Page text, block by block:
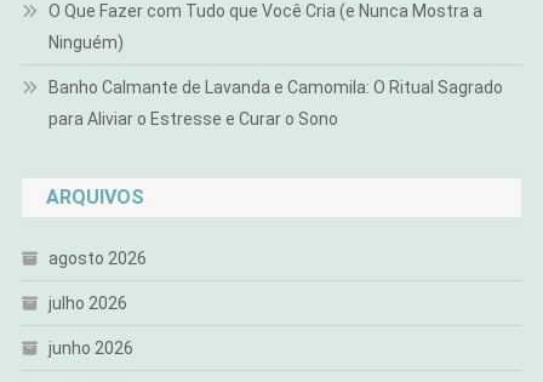
O Que Fazer com Tudo que Você Cria (e Nunca Mostra a
Ninguém)
Banho Calmante de Lavanda e Camomila: O Ritual Sagrado
para Aliviar o Estresse e Curar o Sono
ARQUIVOS
agosto 2026
julho 2026
junho 2026